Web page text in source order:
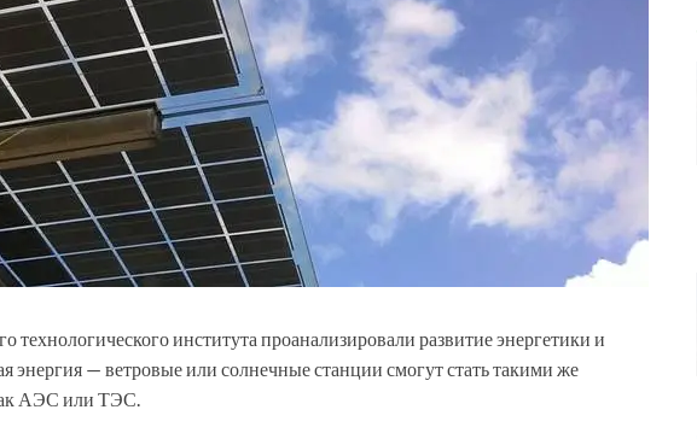
технологического института проанализировали развитие энергетики и
энергия — ветровые или солнечные станции смогут стать такими же
АЭС или ТЭС.